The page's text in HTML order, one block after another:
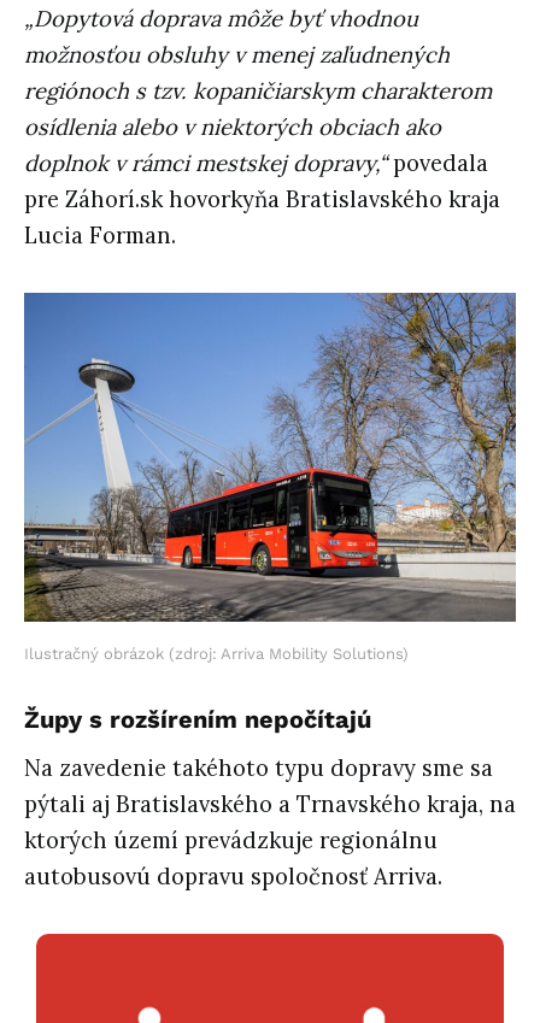
„Dopytová doprava môže byť vhodnou
možnosťou obsluhy v menej zaľudnených
regiónoch s tzv. kopaničiarskym charakterom
osídlenia alebo v niektorých obciach ako
doplnok v rámci mestskej dopravy,“povedala
pre Záhorí.sk hovorkyňa Bratislavského kraja
Lucia Forman.
Ilustračný obrázok (zdroj: Arriva Mobility Solutions)
Župy s rozšírením nepočítajú
Na zavedenie takéhoto typu dopravy sme sa
pýtali aj Bratislavského a Trnavského kraja, na
ktorých území prevádzkuje regionálnu
autobusovú dopravu spoločnosť Arriva.